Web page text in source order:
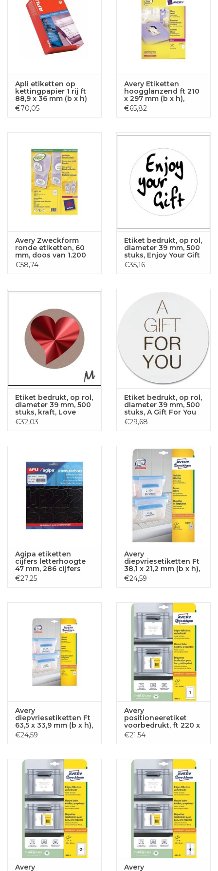
Apli etiketten op
kettingpapier 1 rij ft
88,9 x 36 mm (b x h)
doos van 4000 stuks,
breedte vel: 114,3 mm
€70,05
Avery Etiketten
hoogglanzend ft 210
x 297 mm (b x h),
doos van 40 blad, 40
stuks
€65,82
Avery Zweckform
ronde etiketten, 60
mm, doos van 1.200
stuks, wit
€58,74
Etiket bedrukt, op rol,
diameter 39 mm, 500
stuks, Enjoy Your Gift
€35,16
Etiket bedrukt, op rol,
diameter 39 mm, 500
stuks, kraft, Love
hartje
€32,03
Etiket bedrukt, op rol,
diameter 39 mm, 500
stuks, A Gift For You
€29,68
Agipa etiketten
cijfers letterhoogte
47 mm, 286 cijfers
€27,25
Avery
diepvriesetiketten Ft
38,1 x 21,2 mm (b x h),
wit, doos van 1625
etiketten
€24,59
Avery
diepvriesetiketten Ft
63,5 x 33,9 mm (b x h),
wit, doos van 600
etiketten
€24,59
Avery
positioneeretiket
voorbedrukt, ft 220 x
160 mm, wit, pak van
5 etiketten
€21,54
Avery
Avery